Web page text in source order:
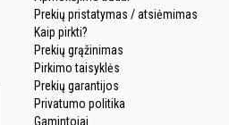
Prekių pristatymas / atsiėmimas
Kaip pirkti?
Prekių grąžinimas
Pirkimo taisyklės
Prekių garantijos
Privatumo politika
Gamintojai